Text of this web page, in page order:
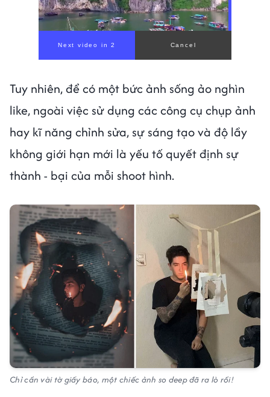
00:00/ 00:59
Tuy nhiên, để có một bức ảnh sống ảo nghìn
like, ngoài việc sử dụng các công cụ chụp ảnh
hay kĩ năng chỉnh sửa, sự sáng tạo và độ lầy
không giới hạn mới là yếu tố quyết định sự
thành - bại của mỗi shoot hình.
Chỉ cần vài tờ giấy báo, một chiếc ảnh so deep đã ra lò rồi!